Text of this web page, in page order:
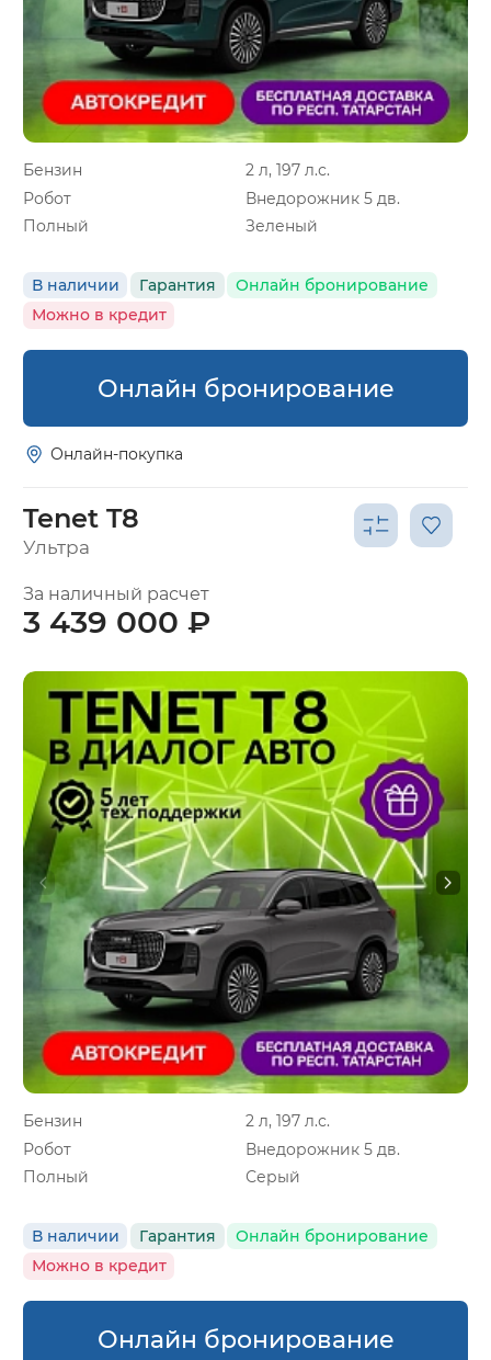
Бензин
2 л, 197 л.с.
Робот
Внедорожник 5 дв.
Полный
Зеленый
В наличии Гарантия
Онлайн бронирование
Можно в кредит
Онлайн бронирование
Онлайн-покупка
Tenet T8
Ультра
Бензин
2 л, 197 л.с.
Робот
Внедорожник 5 дв.
Полный
Серый
В наличии Гарантия
Онлайн бронирование
Можно в кредит
За наличный расчет
3 439 000 ₽
Онлайн бронирование